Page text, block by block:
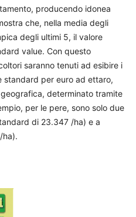
producendo idonea
che, nella media degli
degli ultimi 5, il valore
value. Con questo
saranno tenuti ad esibire i
standard per euro ad ettaro,
determinato tramite
per le pere, sono solo due
di 23.347 /ha) e a
ha).